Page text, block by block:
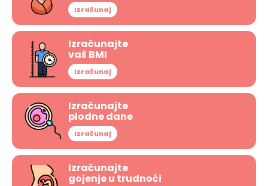
Izračunaj
Izračunajte
vaš BMI
Izračunaj
Izračunajte
plodne dane
Izračunaj
Izračunajte
gojenje u trudnoći